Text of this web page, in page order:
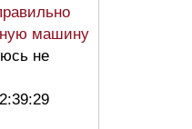
машину
не